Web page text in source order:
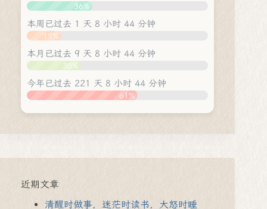
36%
本周已过去 1 天 8 小时 44 分钟
19%
本月已过去 9 天 8 小时 44 分钟
30%
今年已过去 221 天 8 小时 44 分钟
61%
近期文章
清醒时做事，迷茫时读书，大怒时睡